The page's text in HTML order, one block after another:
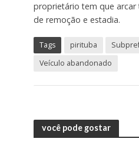
proprietário tem que
de remoção e estadia.
Tags pirituba
Veículo abandonado
você pode gostar